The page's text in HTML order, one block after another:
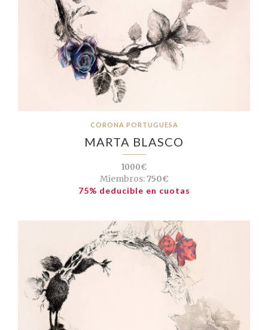
CORONA PORTUGUESA
MARTA BLASCO
1000€
Miembros:750€
75% deducible en cuotas